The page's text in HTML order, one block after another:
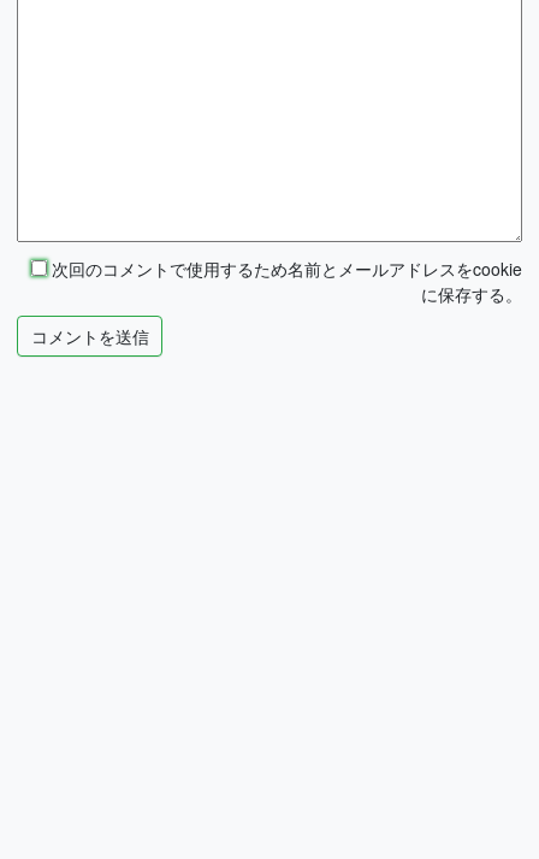
次回のコメントで使用するため名前とメールアドレスをcookie
に保存する。